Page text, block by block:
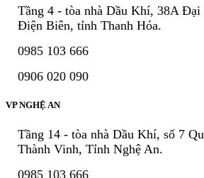
Tầng 4 - tòa nhà Dầu Khí, 38A
Điện Biên, tỉnh Thanh Hóa.
0985 103 666
0906 020 090
VP NGHỆ AN
Tầng 14 - tòa nhà Dầu Khí, số 7
Thành Vinh, Tỉnh Nghệ An.
0985 103 666